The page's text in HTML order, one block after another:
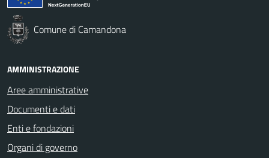
Comune di Camandona
AMMINISTRAZIONE
Aree amministrative
Documenti e dati
Enti e fondazioni
Organi di governo